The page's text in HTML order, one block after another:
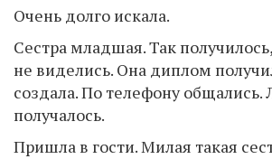
Очень долго искала.
Сестра младшая. Так
не виделись. Она диплом
создала. По телефону общались.
получалось.
Пришла в гости. Милая такая